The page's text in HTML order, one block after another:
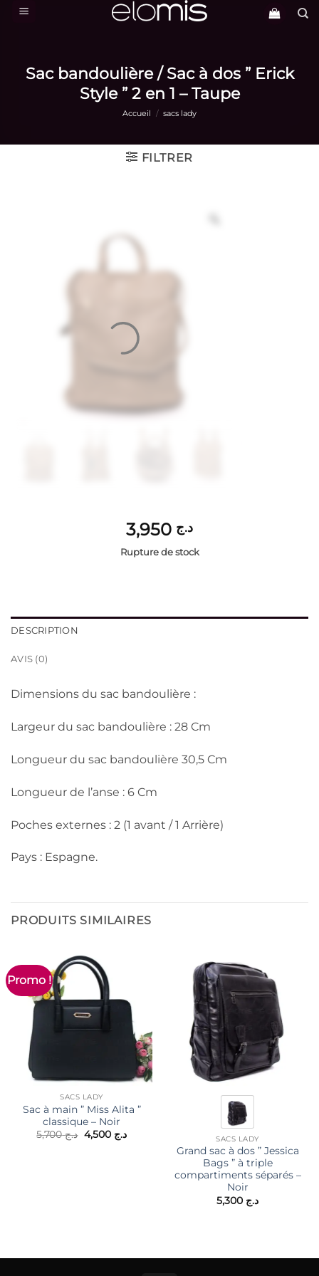
Passer
Sac bandoulière / Sac à dos ” Erick
Style ” 2 en 1 – Taupe
Accueil / sacs lady
FILTRER
د.ج
Rupture de stock
DESCRIPTION
AVIS (0)
Dimensions du sac bandoulière :
Largeur du sac bandoulière : 28 Cm
Longueur du sac bandoulière 30,5 Cm
Longueur de l’anse : 6 Cm
Poches externes : 2 (1 avant / 1 Arrière)
Pays : Espagne.
PRODUITS SIMILAIRES
Promo !
SACS LADY
Sac à main ” Miss Alita ”
classique – Noir
د.ج5,700
Le
prix
د.ج 4,500
Le
SACS LADY
Grand sac à dos ” Jessica
Bags ” à triple
compartiments séparés –
Noir
د.ج